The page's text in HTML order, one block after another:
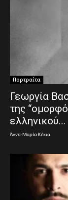
Πορτραίτα
Γεωργία
της
ελληνικού...
Άννα-Μαρία Κέκια